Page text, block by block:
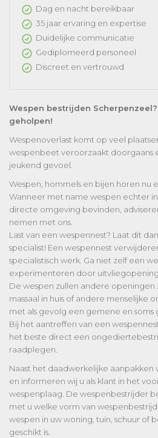
Dag en nacht bereikbaar
35 jaar ervaring en expertise
Duidelijke communicatie
Gediplomeerd personeel
Discreet en vertrouwd
Wespen bestrijden
geholpen!
Wespenoverlast komt op veel
wespenbeet veroorzaakt doorgaans
jeukend gevoel.
Wespen, hommels en bijen horen nu
Wanneer met name wespen echter
directe omgeving bevinden,
nemen met ons.
Last van een wespennest? Laat dit
specialist! Een wespennest
specialistisch werk. Ga niet zelf een
experimenteren door
De wespen zullen andere
massaal in huis of andere menselijke
met als gevolg een gemene en soms
Bij het aantreffen van een
het beste direct een
raadplegen.
Naast het daadwerkelijke aanpakken
en informeren wij u als klant in het
wespenplaag. De wespenbestrijder
met u welke vorm van
wespen in uw woning, tuin, schuur of
geschikt is.